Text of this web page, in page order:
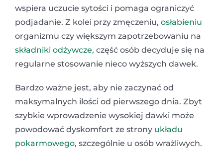
wspiera uczucie sytości i pomaga ograniczyć
podjadanie. Z kolei przy zmęczeniu, osłabieniu
organizmu czy większym zapotrzebowaniu na
składniki odżywcze, część osób decyduje się na
regularne stosowanie nieco wyższych dawek.
Bardzo ważne jest, aby nie zaczynać od
maksymalnych ilości od pierwszego dnia. Zbyt
szybkie wprowadzenie wysokiej dawki może
powodować dyskomfort ze strony układu
pokarmowego, szczególnie u osób wrażliwych.